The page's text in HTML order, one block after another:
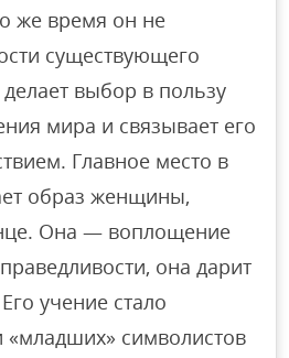
же время он не
существующего
выбор в пользу
мира и связывает его
Главное место в
образ женщины,
Она — воплощение
она дарит
учение стало
символистов